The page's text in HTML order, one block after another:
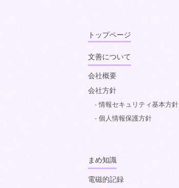
トップページ
文善について
会社概要
会社方針
情報セキュリティ基本方針
個人情報保護方針
まめ知識
電磁的記録